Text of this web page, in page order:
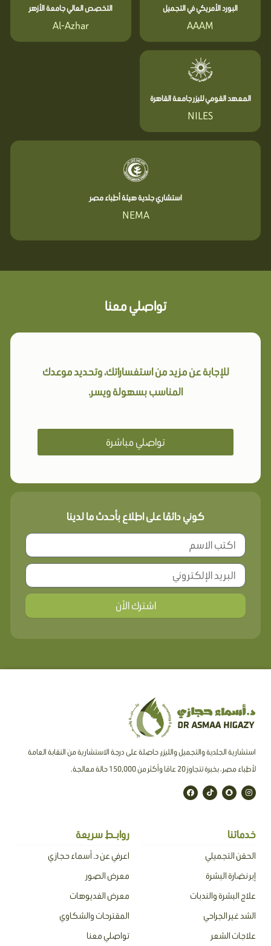
البورد الأمريكي في التجميل
AAAM
التخصص العالي جامعة الأزهر
Al-Azhar
المعهد القومي لليزر جامعة القاهرة
NILES
استشاري جلدية هيئة أطباء مصر
NEMA
تواصلي معنا
للإجابة عن مزيد من استفساراتك، وتحديد موعدك
المناسب بسهولة ويسر.
تواصلي مباشرة
كوني دائمًا على اطلاع بأحدث ما لدينا
اشترك الأن
استشارية الجلدية والتجميل والليزر، حاصلة على درجة الاستشارية من النقابة العامة
لأطباء مصر ، بخبرة تتجاوز 20 عامًا وأكثر من 150,000 حالة معالجة.
I
n
s
a
S
n
a
a
t
T
i
k
F
a
c
خدماتنا
الحقن التجميلي
إبر نضارة البشرة
علاج البشرة والندبات
الشد غير الجراحي
علاجات الشعر
روابـط سريعة
اعرفي عن د. أسماء حجازي
معرض الصور
معرض الفديوهات
المقترحات والشكاوي
تواصلي معنا